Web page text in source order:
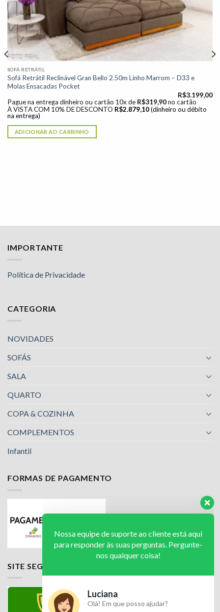
SOFÁ RETRÁTIL
Sofá Retrátil Reclinável Gran Bello 2.50m Linho Marrom – D33 e
Molas Ensacadas Pocket
R$3.199,00
Pague na entrega dinheiro ou cartão 10x de R$319,90 no cartão
À VISTA COM 10% DE DESCONTO R$2.879,10 (dinheiro ou débito
na entrega)
ADICIONAR AO CARRINHO
IMPORTANTE
Política de Privacidade
CATEGORIA
NOVIDADES
SOFÁS
SALA
QUARTO
COPA & COZINHA
COMPLEMENTOS
Infantil
FORMAS DE PAGAMENTO
SITE SEGURO
Nossa equipe de suporte ao cliente está aqui
para responder às suas perguntas. Pergunte-
Luciana
Luciana